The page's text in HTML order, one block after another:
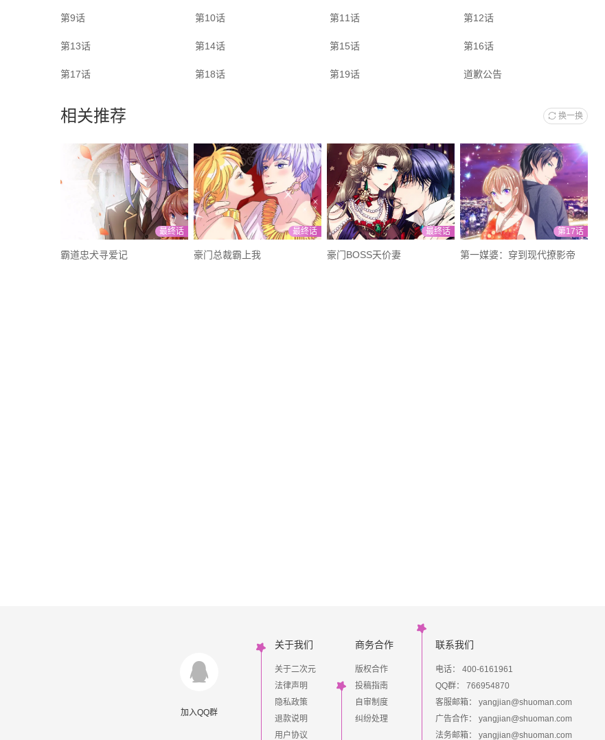
第9话 第10话 第11话 第12话
第13话 第14话 第15话 第16话
第17话 第18话 第19话 道歉公告
相关推荐 换一换
最终话
霸道忠犬寻爱记
最终话
豪门总裁霸上我
最终话
豪门BOSS天价妻
第17话
第一媒婆：穿到现代撩影帝
加入QQ群
关于我们
关于二次元
法律声明
隐私政策
退款说明
用户协议
商务合作
版权合作
投稿指南
自审制度
纠纷处理
联系我们
电话： 400-6161961
QQ群： 766954870
客服邮箱： yangjian@shuoman.com
广告合作： yangjian@shuoman.com
法务邮箱： yangjian@shuoman.com